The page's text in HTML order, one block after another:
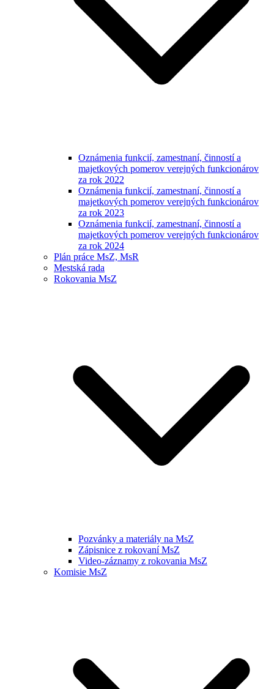
Oznámenia funkcií, zamestnaní, činností a
majetkových pomerov verejných funkcionárov
za rok 2022
Oznámenia funkcií, zamestnaní, činností a
majetkových pomerov verejných funkcionárov
za rok 2023
Oznámenia funkcií, zamestnaní, činností a
majetkových pomerov verejných funkcionárov
za rok 2024
Plán práce MsZ, MsR
Mestská rada
Rokovania MsZ
Pozvánky a materiály na MsZ
Zápisnice z rokovaní MsZ
Video-záznamy z rokovania MsZ
Komisie MsZ